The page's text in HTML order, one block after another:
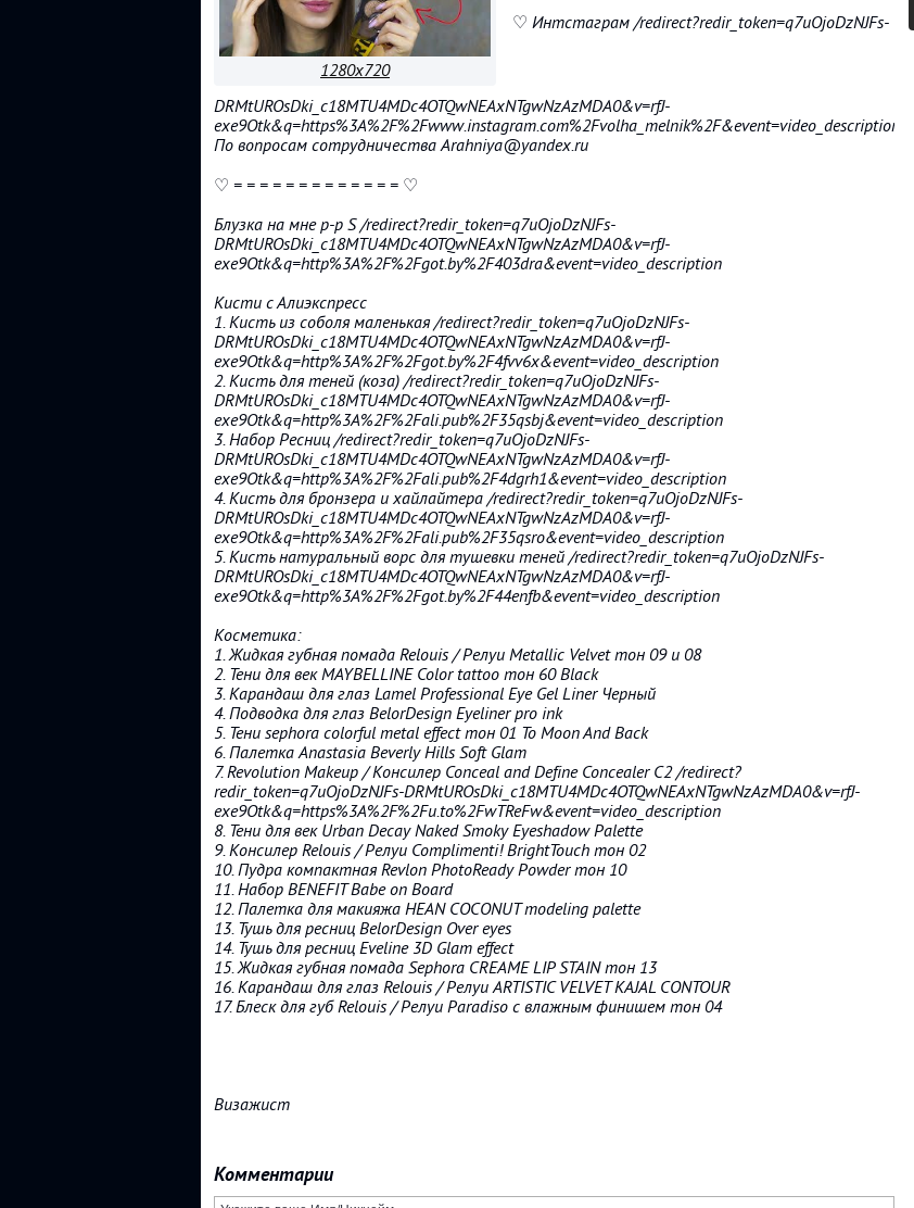
1280x720
♡ Интстаграм /redirect?redir_token=q7uOjoDzNJFs-
DRMtUROsDki_c18MTU4MDc4OTQwNEAxNTgwNzAzMDA0&v=rfJ-
exe9Otk&q=https%3A%2F%2Fwww.instagram.com%2Fvolha_melnik%2F&event=video_description
По вопросам сотрудничества Arahniya@yandex.ru
♡ = = = = = = = = = = = = = ♡
Блузка на мне р-р S /redirect?redir_token=q7uOjoDzNJFs-
DRMtUROsDki_c18MTU4MDc4OTQwNEAxNTgwNzAzMDA0&v=rfJ-
exe9Otk&q=http%3A%2F%2Fgot.by%2F403dra&event=video_description
Кисти с Алиэкспресс
1. Кисть из соболя маленькая /redirect?redir_token=q7uOjoDzNJFs-
DRMtUROsDki_c18MTU4MDc4OTQwNEAxNTgwNzAzMDA0&v=rfJ-
exe9Otk&q=http%3A%2F%2Fgot.by%2F4fvv6x&event=video_description
2. Кисть для теней (коза) /redirect?redir_token=q7uOjoDzNJFs-
DRMtUROsDki_c18MTU4MDc4OTQwNEAxNTgwNzAzMDA0&v=rfJ-
exe9Otk&q=http%3A%2F%2Fali.pub%2F35qsbj&event=video_description
3. Набор Ресниц /redirect?redir_token=q7uOjoDzNJFs-
DRMtUROsDki_c18MTU4MDc4OTQwNEAxNTgwNzAzMDA0&v=rfJ-
exe9Otk&q=http%3A%2F%2Fali.pub%2F4dgrh1&event=video_description
4. Кисть для бронзера и хайлайтера /redirect?redir_token=q7uOjoDzNJFs-
DRMtUROsDki_c18MTU4MDc4OTQwNEAxNTgwNzAzMDA0&v=rfJ-
exe9Otk&q=http%3A%2F%2Fali.pub%2F35qsro&event=video_description
5. Кисть натуральный ворс для тушевки теней /redirect?redir_token=q7uOjoDzNJFs-
DRMtUROsDki_c18MTU4MDc4OTQwNEAxNTgwNzAzMDA0&v=rfJ-
exe9Otk&q=http%3A%2F%2Fgot.by%2F44enfb&event=video_description
Косметика:
1. Жидкая губная помада Relouis / Релуи Metallic Velvet тон 09 и 08
2. Тени для век MAYBELLINE Color tattoo тон 60 Black
3. Карандаш для глаз Lamel Professional Eye Gel Liner Черный
4. Подводка для глаз BelorDesign Eyeliner pro ink
5. Тени sephora colorful metal effect тон 01 To Moon And Back
6. Палетка Anastasia Beverly Hills Soft Glam
7. Revolution Makeup / Консилер Conceal and Define Concealer C2 /redirect?
redir_token=q7uOjoDzNJFs-DRMtUROsDki_c18MTU4MDc4OTQwNEAxNTgwNzAzMDA0&v=rfJ-
exe9Otk&q=https%3A%2F%2Fu.to%2FwTReFw&event=video_description
8. Тени для век Urban Decay Naked Smoky Eyeshadow Palette
9. Консилер Relouis / Релуи Complimenti! BrightTouch тон 02
10. Пудра компактная Revlon PhotoReady Powder тон 10
11. Набор BENEFIT Babe on Board
12. Палетка для макияжа HEAN COCONUT modeling palette
13. Тушь для ресниц BelorDesign Over eyes
14. Тушь для ресниц Eveline 3D Glam effect
15. Жидкая губная помада Sephora CREAME LIP STAIN тон 13
16. Карандаш для глаз Relouis / Релуи ARTISTIC VELVET KAJAL CONTOUR
17. Блеск для губ Relouis / Релуи Paradiso с влажным финишем тон 04
Визажист
Комментарии